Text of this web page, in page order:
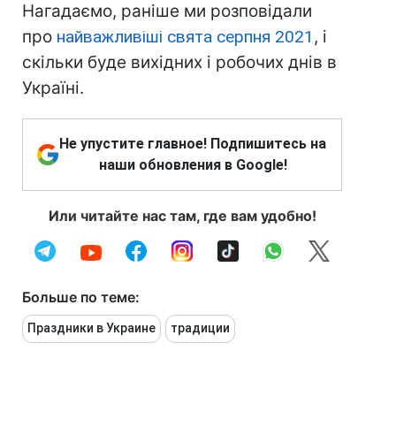
Нагадаємо, раніше ми розповідали
про найважливіші свята серпня 2021 , і
скільки буде вихідних і робочих днів в
Україні.
Не упустите главное! Подпишитесь на
наши обновления в Google!
Или читайте нас там, где вам удобно!
Больше по теме:
Праздники в Украине традиции